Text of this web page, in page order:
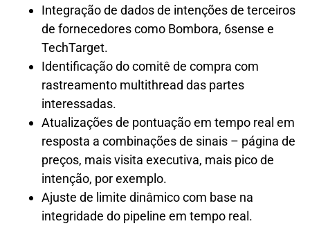
Integração de dados de intenções de terceiros
de fornecedores como Bombora, 6sense e
TechTarget.
Identificação do comitê de compra com
rastreamento multithread das partes
interessadas.
Atualizações de pontuação em tempo real em
resposta a combinações de sinais – página de
preços, mais visita executiva, mais pico de
intenção, por exemplo.
Ajuste de limite dinâmico com base na
integridade do pipeline em tempo real.